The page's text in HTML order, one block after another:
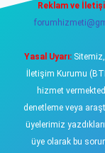
Reklam ve
Yasal Uyarı:Sitemiz,
İletişim Kurumu
hizmet
denetleme veya
üyelerimiz
üye olarak bu